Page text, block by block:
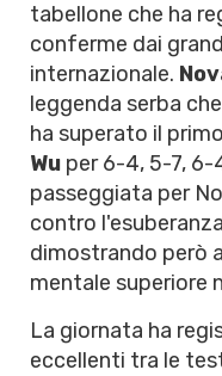
tabellone che ha
conferme dai
internazionale.
leggenda serba
ha superato il
Wu per 6-4, 5-7, 6-
passeggiata per
contro
dimostrando però
mentale superiore
La giornata ha
eccellenti tra le